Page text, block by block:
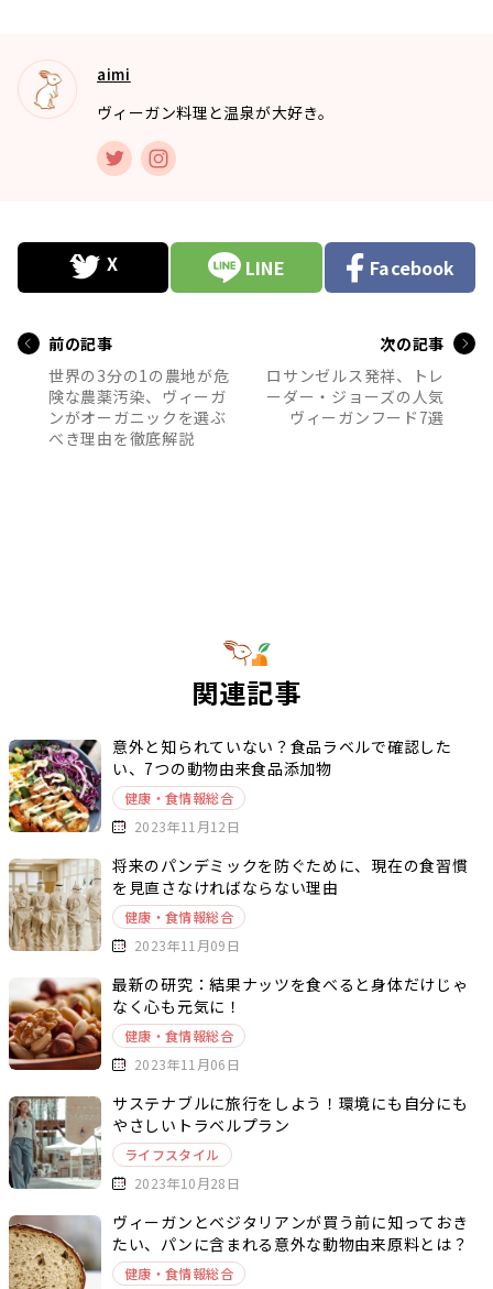
aimi
ヴィーガン料理と温泉が大好き。
LINE Facebook
前の記事
世界の3分の1の農地が危
険な農薬汚染、ヴィーガ
ンがオーガニックを選ぶ
べき理由を徹底解説
次の記事
ロサンゼルス発祥、トレ
ーダー・ジョーズの人気
ヴィーガンフード7選
関連記事
意外と知られていない？食品ラベルで確認した
い、7つの動物由来食品添加物
健康・食情報総合
2023年11月12日
将来のパンデミックを防ぐために、現在の食習慣
を見直さなければならない理由
健康・食情報総合
2023年11月09日
最新の研究：結果ナッツを食べると身体だけじゃ
なく心も元気に！
健康・食情報総合
2023年11月06日
サステナブルに旅行をしよう！環境にも自分にも
やさしいトラベルプラン
ライフスタイル
2023年10月28日
ヴィーガンとベジタリアンが買う前に知っておき
たい、パンに含まれる意外な動物由来原料とは？
健康・食情報総合